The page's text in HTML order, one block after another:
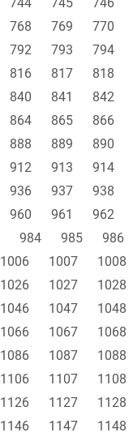
768 769 770
792 793 794
816 817 818
840 841 842
864 865 866
888 889 890
912 913 914
936 937 938
960 961 962
984 985 986
1006 1007 1008
1026 1027 1028
1046 1047 1048
1066 1067 1068
1086 1087 1088
1106 1107 1108
1126 1127 1128
1146 1147 1148